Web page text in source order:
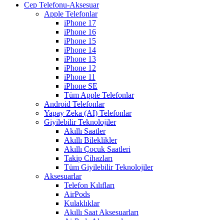
Cep Telefonu-Aksesuar
Apple Telefonlar
iPhone 17
iPhone 16
iPhone 15
iPhone 14
iPhone 13
iPhone 12
iPhone 11
iPhone SE
Tüm Apple Telefonlar
Android Telefonlar
Yapay Zeka (AI) Telefonlar
Giyilebilir Teknolojiler
Akıllı Saatler
Akıllı Bileklikler
Akıllı Çocuk Saatleri
Takip Cihazları
Tüm Giyilebilir Teknolojiler
Aksesuarlar
Telefon Kılıfları
AirPods
Kulaklıklar
Akıllı Saat Aksesuarları